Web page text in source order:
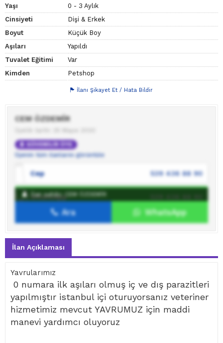
Yaşı
0 - 3 Aylık
Cinsiyeti
Dişi & Erkek
Boyut
Küçük Boy
Aşıları
Yapıldı
Tuvalet Eğitimi
Var
Kimden
Petshop
İlanı Şikayet Et / Hata Bildir
CEM ÖZDEMİR
Üyenin tüm ilanlarını görüntüle
Cep 539 436 88 90
WhatsApp
İlan sahibine mesaj gönder
İlan sahibi: CEM ÖZDEMİR
Ara WhatsApp
İlan Açıklaması
Yavrularımız
0 numara ilk aşıları olmuş iç ve dış parazitleri
yapılmıştır istanbul içi oturuyorsanız veteriner
hizmetimiz mevcut YAVRUMUZ için maddi
manevi yardımcı oluyoruz